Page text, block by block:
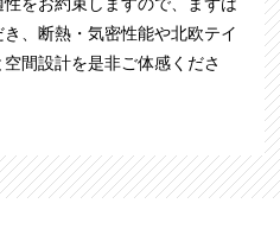
、断熱・気密性能や北欧テイ
間設計を是非ご体感くださ